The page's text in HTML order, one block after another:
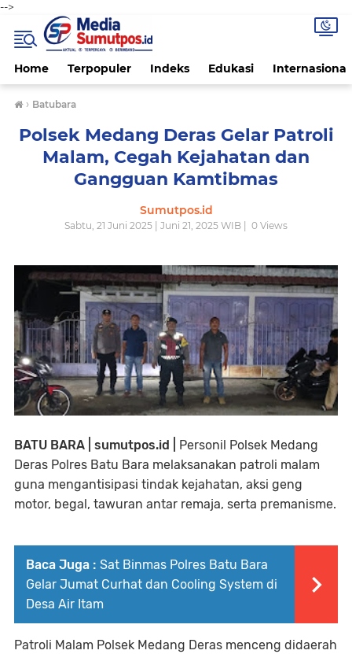
-->
Home Terpopuler Indeks Edukasi Internasional
› Batubara
Polsek Medang Deras Gelar Patroli
Malam, Cegah Kejahatan dan
Gangguan Kamtibmas
Sumutpos.id
Sabtu, 21 Juni 2025 | Juni 21, 2025 WIB | 0 Views
BATU BARA | sumutpos.id |
Personil Polsek Medang
Deras Polres Batu Bara melaksanakan patroli malam
guna mengantisipasi tindak kejahatan, aksi geng
motor, begal, tawuran antar remaja, serta premanisme.
Baca Juga : Sat Binmas Polres Batu Bara
Gelar Jumat Curhat dan Cooling System di
Desa Air Itam
Patroli Malam Polsek Medang Deras menceng didaerah